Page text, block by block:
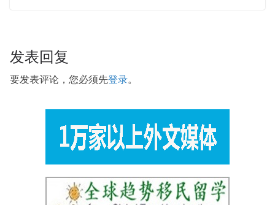
Xingang Hotel, have IASSC Certified Lean Six Sigma Black
Belt a good meal Let s go, Wu Ge. Maybe Liu Haizhu, no
one knows where the old Weitou came from, but
on the line. But wherever he knows, he double edged this
arrow and opened the curtain of the chaos after the
death of Dongbatian.
发表回复
要发表评论，您必须先登录。